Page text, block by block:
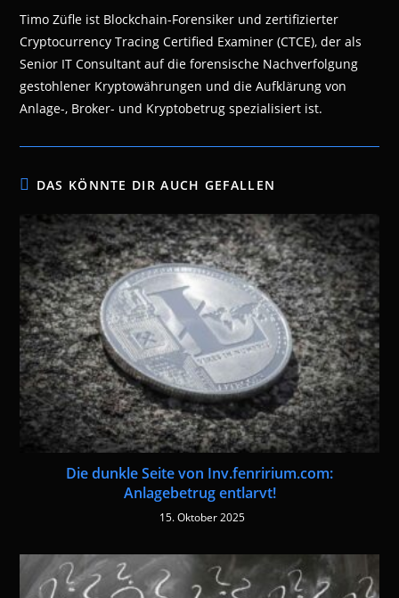
Timo Züfle ist Blockchain-Forensiker und zertifizierter
Cryptocurrency Tracing Certified Examiner (CTCE), der als
Senior IT Consultant auf die forensische Nachverfolgung
gestohlener Kryptowährungen und die Aufklärung von
Anlage-, Broker- und Kryptobetrug spezialisiert ist.
DAS KÖNNTE DIR AUCH GEFALLEN
Die dunkle Seite von Inv.fenririum.com:
Anlagebetrug entlarvt!
15. Oktober 2025